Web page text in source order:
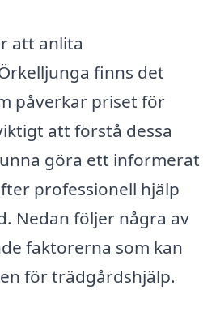
att anlita
finns det
påverkar priset för
att förstå dessa
göra ett informerat
professionell hjälp
Nedan följer några av
faktorerna som kan
för trädgårdshjälp.